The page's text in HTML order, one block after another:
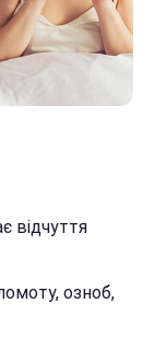
відчуття
озноб,